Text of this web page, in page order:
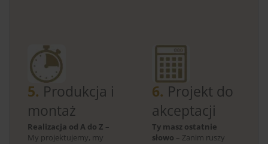
5. Produkcja i
montaż
Realizacja od A do Z –
My projektujemy, my
6. Projekt do
akceptacji
Ty masz ostatnie
słowo – Zanim ruszy